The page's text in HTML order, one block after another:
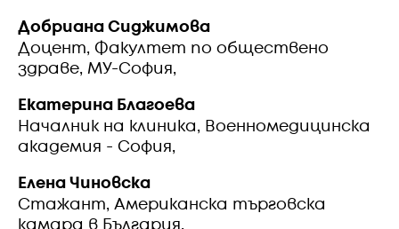
Добриана Сиджимова
Доцент, Факултет по обществено
здраве, МУ-София,
Екатерина Благоева
Началник на клиника, Военномедицинска
академия - София,
Елена Чиновска
Стажант, Американска търговска
камара в България,